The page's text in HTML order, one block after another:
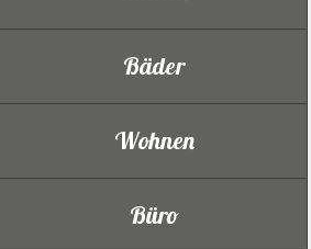
Bäder
Wohnen
Büro